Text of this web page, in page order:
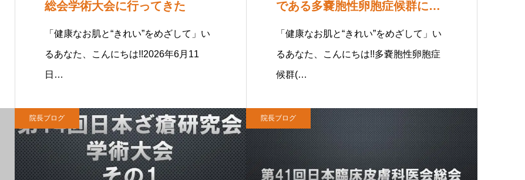
総会学術大会に行ってきた
「健康なお肌と“きれい”をめざして」い
るあなた、こんにちは!!2026年6月11
日…
である多嚢胞性卵胞症候群にも
「健康なお肌と“きれい”をめざして」い
るあなた、こんにちは!!多嚢胞性卵胞症
候群(…
院長ブログ 院長ブログ